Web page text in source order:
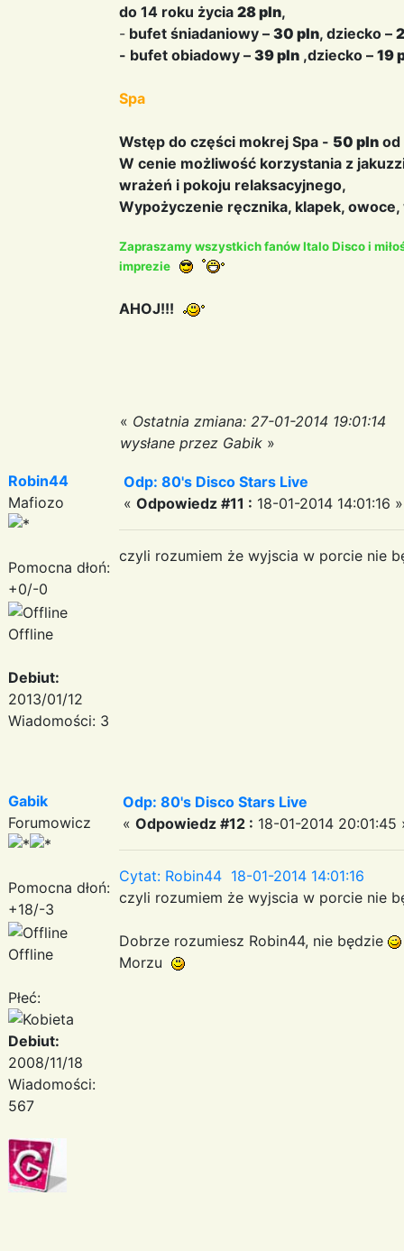
do 14 roku życia 28 pln,
- bufet śniadaniowy – 30 pln, dziecko –
- bufet obiadowy – 39 pln ,dziecko – 19
Spa
Wstęp do części mokrej Spa - 50 pln od
W cenie możliwość korzystania z
wrażeń i pokoju relaksacyjnego,
Wypożyczenie ręcznika, klapek,
Zapraszamy wszystkich fanów Italo Disco i
imprezie
AHOJ!!!
« Ostatnia zmiana: 27-01-2014 19:01:14
wysłane przez Gabik »
Robin44
Mafiozo
Pomocna dłoń:
+0/-0
Offline
Debiut:
2013/01/12
Wiadomości: 3
Odp: 80's Disco Stars Live
« Odpowiedz #11 : 18-01-2014 14:01:16 »
czyli rozumiem że wyjscia w porcie nie
Gabik
Forumowicz
Pomocna dłoń:
+18/-3
Offline
Płeć:
Debiut:
2008/11/18
Wiadomości:
567
Odp: 80's Disco Stars Live
« Odpowiedz #12 : 18-01-2014 20:01:45
Cytat: Robin44 18-01-2014 14:01:16
czyli rozumiem że wyjscia w porcie nie
Dobrze rozumiesz Robin44, nie będzie
Morzu